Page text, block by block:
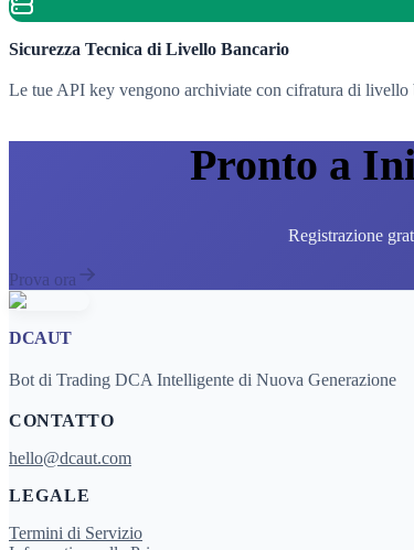
Sicurezza Tecnica di Livello Bancario
Le tue API key vengono archiviate con cifratura di livello
Pronto a
Registrazione
Prova ora
DCAUT
Bot di Trading DCA Intelligente di Nuova Generazione
CONTATTO
hello@dcaut.com
LEGALE
Termini di Servizio